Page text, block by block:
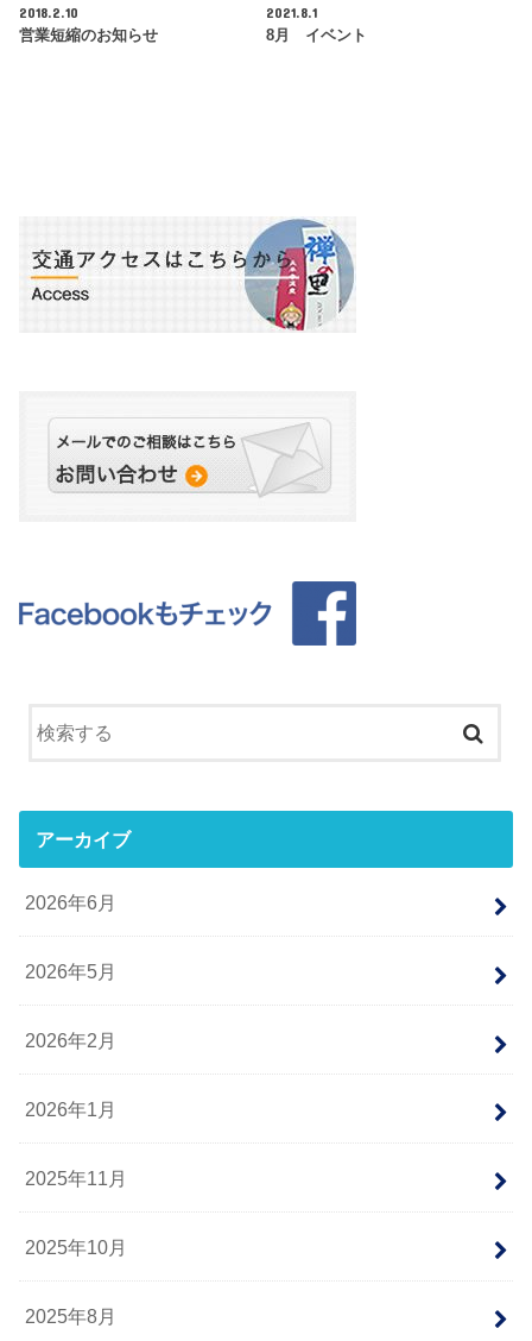
2018.2.10
営業短縮のお知らせ
2021.8.1
8月 イベント
アーカイブ
2026年6月
2026年5月
2026年2月
2026年1月
2025年11月
2025年10月
2025年8月